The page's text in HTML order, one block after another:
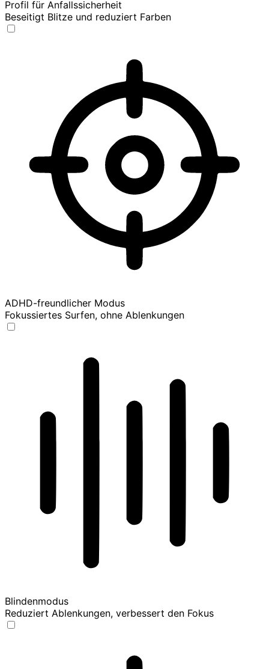
Profil für Anfallssicherheit
Beseitigt Blitze und reduziert Farben
ADHD-freundlicher Modus
Fokussiertes Surfen, ohne Ablenkungen
Blindenmodus
Reduziert Ablenkungen, verbessert den Fokus